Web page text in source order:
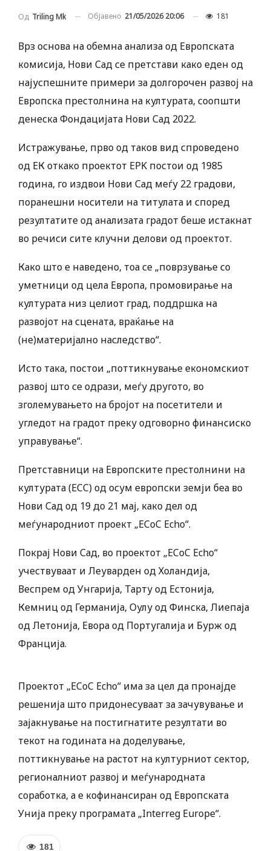
Од Triling Mk Објавено 21/05/2026 20:06 181
Врз основа на обемна анализа од Европската
комисија, Нови Сад се претстави како еден од
најуспешните примери за долгорочен развој на
Европска престолнина на културата, соопшти
денеска Фондацијата Нови Сад 2022.
Истражување, прво од таков вид спроведено
од ЕК откако проектот EPK постои од 1985
година, го издвои Нови Сад меѓу 22 градови,
поранешни носители на титулата и според
резултатите од анализата градот беше истакнат
во речиси сите клучни делови од проектот.
Како што е наведено, тоа се „поврзување со
уметници од цела Европа, промовирање на
културата низ целиот град, поддршка на
развојот на сцената, враќање на
(не)материјално наследство“.
Исто така, постои „поттикнување економскиот
развој што се одрази, меѓу другото, во
зголемувањето на бројот на посетители и
угледот на градот преку одговорно финансиско
управување“.
Претставници на Европските престолнини на
културата (ECC) од осум европски земји беа во
Нови Сад од 19 до 21 мај, како дел од
меѓународниот проект „ECoC Echo“.
Покрај Нови Сад, во проектот „ECoC Echo“
учествуваат и Леуварден од Холандија,
Веспрем од Унгарија, Тарту од Естонија,
Кемниц од Германија, Оулу од Финска, Лиепаја
од Летонија, Евора од Португалија и Бурж од
Франција.
Проектот „ECoC Echo“ има за цел да пронајде
решенија што придонесуваат за зачувување и
зајакнување на постигнатите резултати во
текот на годината на доделување,
поттикнување на растот на културниот сектор,
регионалниот развој и меѓународната
соработка, а е кофинансиран од Европската
Унија преку програмата „Interreg Europe“.
181